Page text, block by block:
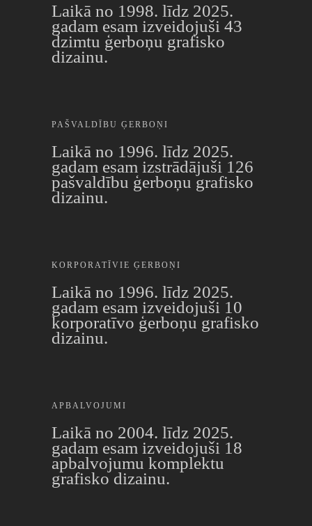
Laikā no 1998. līdz 2025.
gadam esam izveidojuši 43
dzimtu ģerboņu grafisko
dizainu.
PAŠVALDĪBU ĢERBOŅI
Laikā no 1996. līdz 2025.
gadam esam izstrādājuši 126
pašvaldību ģerboņu grafisko
dizainu.
KORPORATĪVIE ĢERBOŅI
Laikā no 1996. līdz 2025.
gadam esam izveidojuši 10
korporatīvo ģerboņu grafisko
dizainu.
APBALVOJUMI
Laikā no 2004. līdz 2025.
gadam esam izveidojuši 18
apbalvojumu komplektu
grafisko dizainu.